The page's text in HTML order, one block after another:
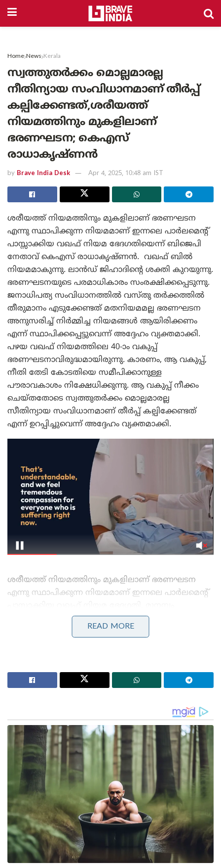
Home News Kerala
സ്വത്തുതർക്കം മൊല്ലമാരല്ല
നീതിന്യായ സംവിധാനമാണ് തീർപ്പ്
കല്പിക്കേണ്ടത്,ശരീയത്ത്
നിയമത്തിനും മുകളിലാണ്
ഭരണഘടന; കെഎസ്
രാധാകൃഷ്ണൻ
by Brave India Desk Apr 4, 2025, 10:48 am IST
ശരീയത്ത് നിയമത്തിനും മുകളിലാണ് ഭരണഘടന
എന്നു സ്ഥാപിക്കുന്ന നിയമമാണ് ഇന്നലെ പാർലമെൻ്റ്
പാസ്സാക്കിയ വഖഫ് നിയമ ഭേദഗതിയെന്ന് ബിജെപി
നേതാവ് കെഎസ് രാധാകൃഷ്ണൻ. വഖഫ് ബിൽ
നിയമമാകുന്നു. ലാൻഡ് ജിഹാദിൻ്റെ ശക്തി കുറയുന്നു.
ഭരണഘടനയുടെ പരമാധികാരം സംരക്ഷിക്കപ്പെടുന്നു.
ജനാധിപത്യ സംവിധാനത്തിൽ വസ്തു തർക്കത്തിൽ
തീരുമാനം എടുക്കേണ്ടത് മതനിയമമല്ല ഭരണഘടന
അനുസരിച്ച് നിർമ്മിച്ച നിയമങ്ങൾ ആയിരിക്കണം
എന്ന് സ്ഥാപിക്കപ്പെട്ടുവെന്ന് അദ്ദേഹം വ്യക്തമാക്കി.
പഴയ വഖഫ് നിയമത്തിലെ 40-ാം വകുപ്പ്
ഭരണഘടനാവിരുദ്ധമായിരുന്നു. കാരണം, ആ വകുപ്പ്,
നീതി തേടി കോടതിയെ സമീപിക്കാനുള്ള
പൗരാവകാശം നിക്ഷേധിക്കുന്നു. ആ വകുപ്പ് നീക്കം
ചെയ്തതോടെ സ്വത്തുതർക്കം മൊല്ലമാരല്ല
സീതിന്യായ സംവിധാനമാണ് തീർപ്പ് കല്പിക്കേണ്ടത്
എന്ന് ഉറപ്പിച്ചുവെന്ന് അദ്ദേഹം വ്യക്തമാക്കി.
ശരീയത്ത് നിയമത്തിനും മുകളിലാണ് ഭരണഘടന
എന്നു സ്ഥാപിക്കുന്ന നിയമമാണ് ഇന്നലെ പാർലമെൻ്റ്
ജനതയ്ക്ക് ബി ജെ പി നൽകിയ വാഗ്ദാനം പാലിച്ചു.
വഖഫ് ബിൽ നിയമമാകുന്നു. ലാൻഡ് ജിഹാദിൻ്റെ
വസ്തു തർക്കത്തിൽ തീരുമാനം എടുക്കേണ്ടത്
മതനിയമമല്ല ഭരണഘടന അനുസരിച്ച് നിർമ്മിച്ച
മുനമ്പം നിവാസികൾക്ക് അവരുടെ മണ്ണ് തിരിച്ച്
കിട്ടുന്നു. മുനമ്പം ജനതയ്ക്ക് ബി ജെ പി നൽകിയ
വാഗ്ദാനം പാലിച്ചു.
Stories you may like
പാർട്ടിക്ക് വേണ്ടി പ്രതികരിച്ചതിനാണ് കള്ളക്കേസിൽ
ജയിലിൽ അടയ്ക്കപ്പെട്ടത്, പിന്തുണ വേണ്ട, പിന്നിൽ
നിന്ന് കുത്തരുത്; ജയരാജനെതിരെ ആഞ്ഞടിച്ച്
അർജുൻ ആയങ്കി
സാധാരണക്കാർക്കും ചെറുകിട വ്യാപാരികൾക്കും ഒരു
തരത്തിലുള്ള ട്രാൻസാക്ഷൻ നിരക്കുകളും ഈടാക്കില്ല
; യു.പി.ഐ നിയമഭേദഗതിയിൽ വ്യക്തത വരുത്തി
കേന്ദ്രസർക്കാർ
READ MORE